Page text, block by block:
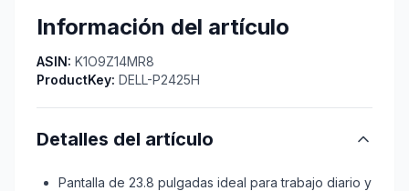
Información del artículo
ASIN: K1O9Z14MR8
ProductKey: DELL-P2425H
Detalles del artículo
Pantalla de 23.8 pulgadas ideal para trabajo diario y